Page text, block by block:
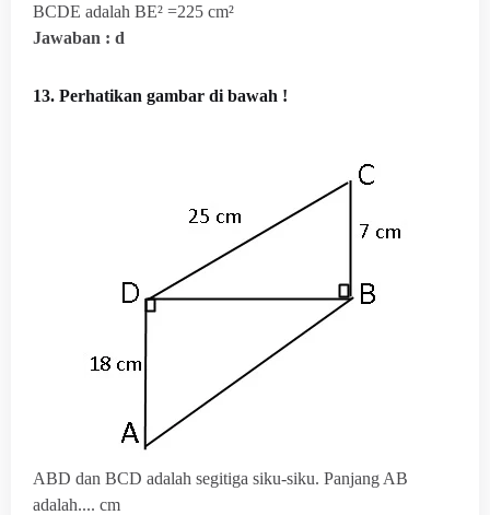
BCDE adalah BE² =225 cm²
Jawaban : d
13. Perhatikan gambar di bawah !
ABD dan BCD adalah segitiga siku-siku. Panjang AB
adalah.... cm